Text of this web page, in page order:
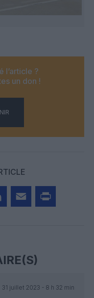
l’article ?
un don !
31 juillet 2023 - 8 h 32 min